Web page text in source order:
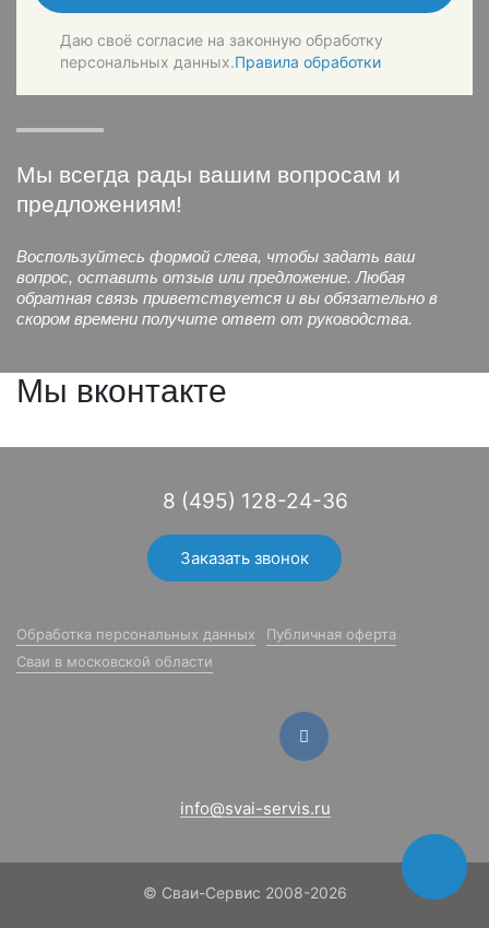
Даю своё согласие на законную обработку
персональных данных.Правила обработки
Мы всегда рады вашим вопросам и
предложениям!
Воспользуйтесь формой слева, чтобы задать ваш
вопрос, оставить отзыв или предложение. Любая
обратная связь приветствуется и вы обязательно в
скором времени получите ответ от руководства.
Мы вконтакте
8 (495) 128-24-36
Заказать звонок
Обработка персональных данных
Публичная оферта
Сваи в московской области
info@svai-servis.ru
© Сваи-Сервис 2008-2026